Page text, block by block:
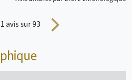
1 avis sur 93